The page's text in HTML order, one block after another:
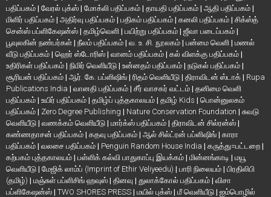
பதிப்பகம் | வேரல் புக்ஸ் | மோக்லி பதிப்பகம் | தாயதி பதிப்பகம் | ஆதி பதிப்பகம் |
மிளிர் பதிப்பகம் | அதிர்வு பதிப்பகம் | பதிகம் பதிப்பகம் | கனலி பதிப்பகம் | சிக்ஸ்த்
சென்ஸ் பப்ளிகேஷன்ஸ் | தமிழ்வெளி | பயிற்று பதிப்பகம் | ஜீவா படைப்பகம் |
பூவுலகின் நண்பர்கள் | நீலம் பதிப்பகம் | வ. உ. சி. நூலகம் | பன்மை வெளி | மணல்
வீடு பதிப்பகம் | ஹெர் ஸ்டோரிஸ் | வானம் பதிப்பகம் | கல் விளக்கு பதிப்பகம் |
உதிரிகள் பதிப்பகம் | நிமிர் வெளியீடு | உன்னதம் பதிப்பகம் | நடுகல் பதிப்பகம் |
சூரியன் பதிப்பகம் | ஆர். கே. பப்ளிஷிங் | ரிதம் வெளியீடு | திராவிடன் ஸ்டாக் | Rupa
Publications India | வானதி பதிப்பகம் | சீர் வாசகர் வட்டம் | தனிமை வெளி
பதிப்பகம் | உயிர் பதிப்பகம் | தமிழ்ப் புத்தகாலயம் | தமிழ் Kids | பொன்னுலகம்
பதிப்பகம் | Zero Degree Publishing | Nature Conservation Foundation | சுவடு
வெளியீடு | வணக்கம் வெளியீடு | மார்க்ஸ் பதிப்பகம் | திராவிடன் சில்ரன்ஸ் |
கண்ணதாசன் பதிப்பகம் | கதவு பதிப்பகம் | ஆல் சில்ட்ரன் பப்ளிஷிங் | காரா
பதிப்பகம் | வலசை பதிப்பகம் | Penguin Random House India | கருத்து=பட்டறை |
கற்பகம் புத்தகாலயம் | பள்ளிக் கல்வி பாதுகாப்பு இயக்கம் | மின்னங்காடி | மயூ
வெளியீடு | மேஜிக் லாம்ப் (Imprint of Ethir Veliyeedu) | பாரி நிலையம் | பிரதிலிபி
(தமிழ்) | மஞ்சுள் பப்ளிசிங் ஹவுஸ் | தினவு | துலாக்கோல் பதிப்பகம் | விசா
பப்ளிகேஷன்ஸ் | TWO SHORES PRESS | மயில் புக்ஸ் | மீ வெளியீடு | ஐம்பொழில்